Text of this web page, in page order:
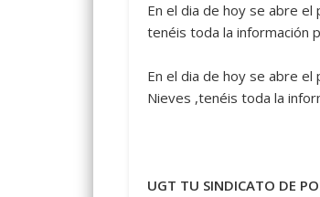
En el dia de hoy se abre
tenéis toda la información
En el dia de hoy se abre
Nieves ,tenéis toda la
UGT TU SINDICATO DE